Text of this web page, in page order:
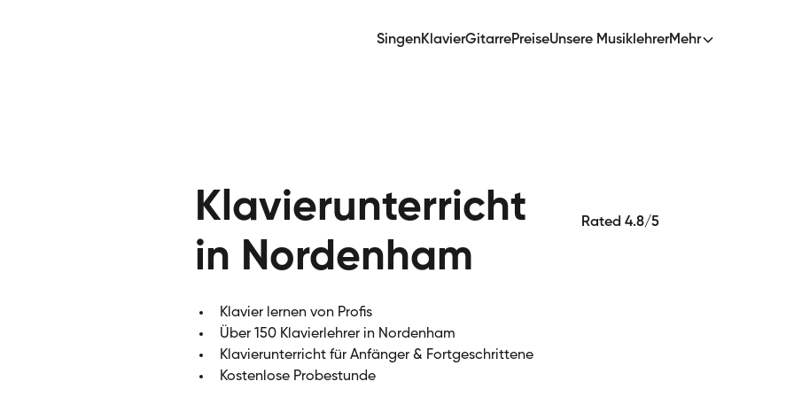
SingenKlavierGitarrePreiseUnsere MusiklehrerMehr
Klavierunterricht
in Nordenham
Klavier lernen von Profis
Über 150 Klavierlehrer in Nordenham
Klavierunterricht für Anfänger & Fortgeschrittene
Kostenlose Probestunde
Rated 4.8/5